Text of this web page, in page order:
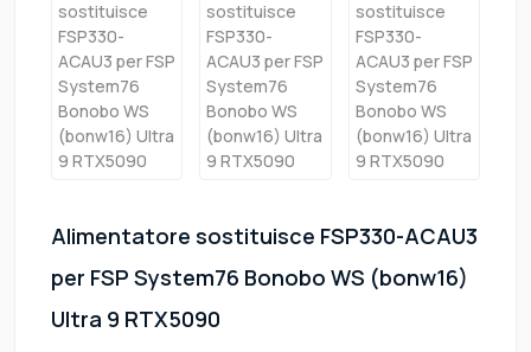
Alimentatore sostituisce FSP330-ACAU3
per FSP System76 Bonobo WS (bonw16)
Ultra 9 RTX5090